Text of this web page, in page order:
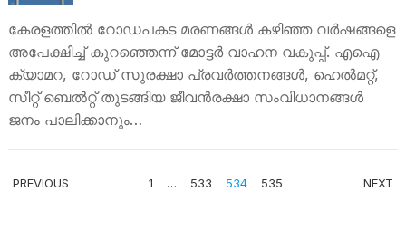
കേരളത്തിൽ റോഡപകട മരണങ്ങൾ കഴിഞ്ഞ വർഷങ്ങളെ
അപേക്ഷിച്ച് കുറഞ്ഞെന്ന് മോട്ടർ വാഹന വകുപ്പ്. എഐ
ക്യാമറ, റോഡ് സുരക്ഷാ പ്രവർത്തനങ്ങൾ, ഹെൽമറ്റ്,
സീറ്റ് ബെൽറ്റ് തുടങ്ങിയ ജീവൻരക്ഷാ സംവിധാനങ്ങൾ
ജനം പാലിക്കാനും…
POSTS
PREVIOUS 1 … 533 534 535 NEXT